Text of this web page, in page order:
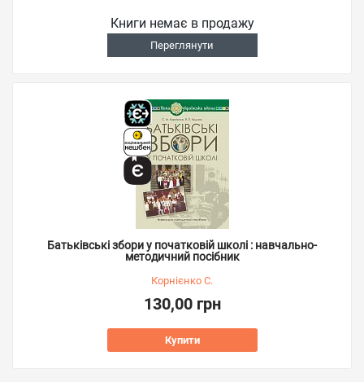
Книги немає в продажу
Переглянути
Батьківські збори у початковій школі : навчально-
методичний посібник
Корнієнко С.
130,00 грн
Купити